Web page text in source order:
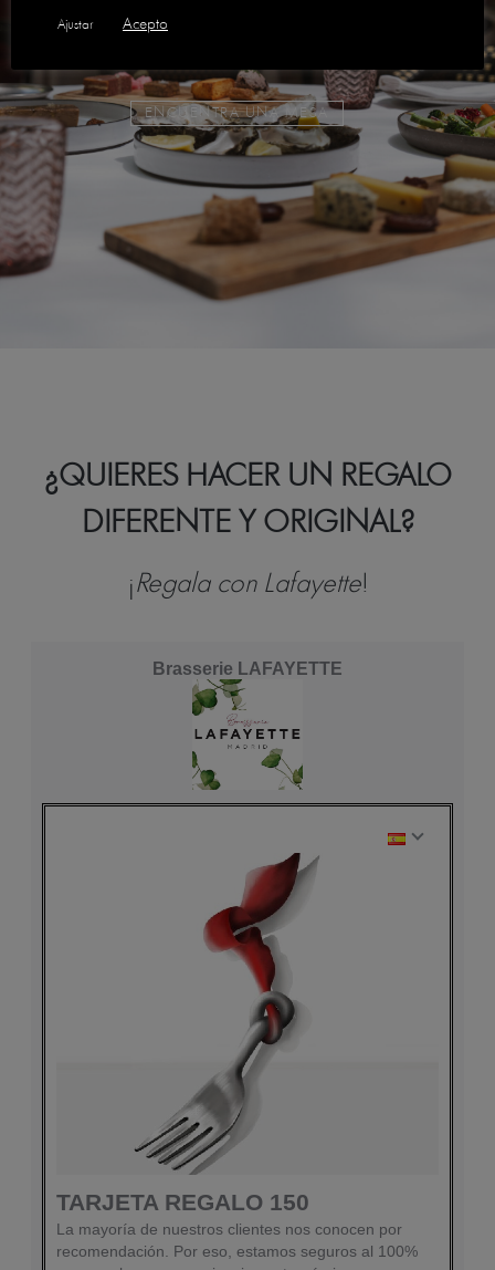
ENCUENTRA UNA MESA
¿QUIERES HACER UN REGALO
DIFERENTE Y ORIGINAL?
¡Regala con Lafayette!
Ajustar Acepto